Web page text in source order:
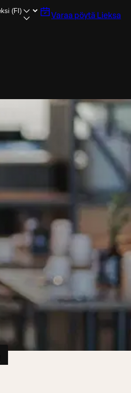
Varaa pöytä Lieksa